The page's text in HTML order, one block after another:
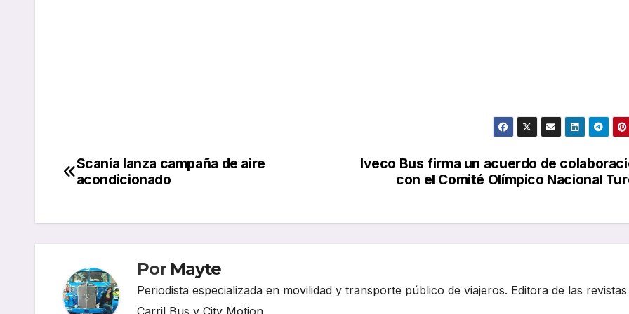
Navegación
entradas
Iveco Bus firma un acuerdo de
con el Comité Olímpico Nacional
Scania lanza campaña de aire
acondicionado
Por Mayte
Periodista especializada en movilidad y transporte público de viajeros. Editora de las revistas